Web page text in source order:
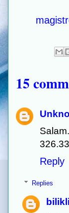
15
Reply
Replies